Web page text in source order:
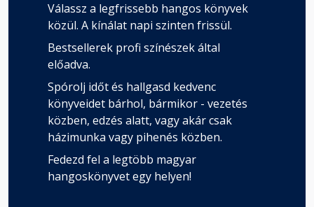
Válassz a legfrissebb hangos könyvek
közül. A kínálat napi szinten frissül.
Bestsellerek profi színészek által
előadva.
Spórolj időt és hallgasd kedvenc
könyveidet bárhol, bármikor - vezetés
közben, edzés alatt, vagy akár csak
házimunka vagy pihenés közben.
Fedezd fel a legtöbb magyar
hangoskönyvet egy helyen!